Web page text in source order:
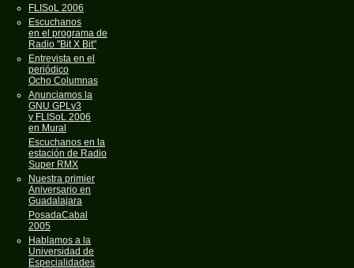
FLISoL 2006
Escuchanos
en el programa de
Radio "Bit X Bit"
Entrevista en el
periódico
Ocho Columnas
Anunciamos la
GNU GPLv3
y FLISoL 2006
en Mural
Escuchanos en la
estación de Radio
Super RMX
Nuestra primier
Aniversario en
Guadalajara
PosadaCabal
2005
Hablamos a la
Universidad de
Especialidades